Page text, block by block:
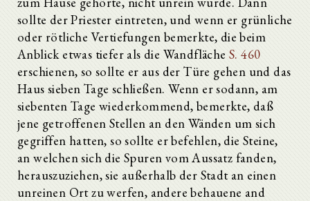
sollte der Priester eintreten, und wenn er grünliche
oder rötliche Vertiefungen bemerkte, die beim
Anblick etwas tiefer als die Wandfläche S. 460
erschienen, so sollte er aus der Türe gehen und das
Haus sieben Tage schließen. Wenn er sodann, am
siebenten Tage wiederkommend, bemerkte, daß
jene getroffenen Stellen an den Wänden um sich
gegriffen hatten, so sollte er befehlen, die Steine,
an welchen sich die Spuren vom Aussatz fanden,
herauszuziehen, sie außerhalb der Stadt an einen
unreinen Ort zu werfen, andere behauene and